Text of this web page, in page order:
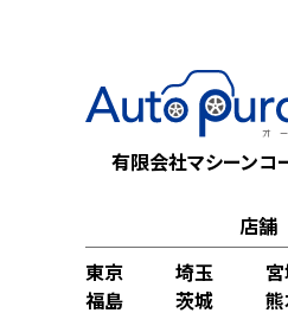
有限会社マシーンコ
店舗
東京
埼玉
福島
茨城